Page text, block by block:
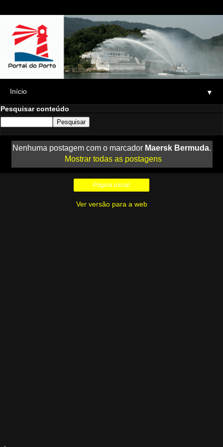
▼
Pesquisar conteúdo
Nenhuma postagem com o marcador Maersk Bermuda.
Mostrar todas as postagens
Página inicial
Ver versão para a web